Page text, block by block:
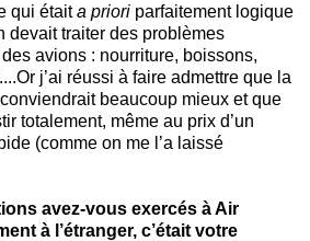
qui étaita priori parfaitement logique
devait traiter des problèmes
avions : nourriture, boissons,
j’ai réussi à faire admettre que la
beaucoup mieux et que
totalement, même au prix d’un
(comme on me l’a laissé
avez-vous exercés à Air
à l’étranger, c’était votre